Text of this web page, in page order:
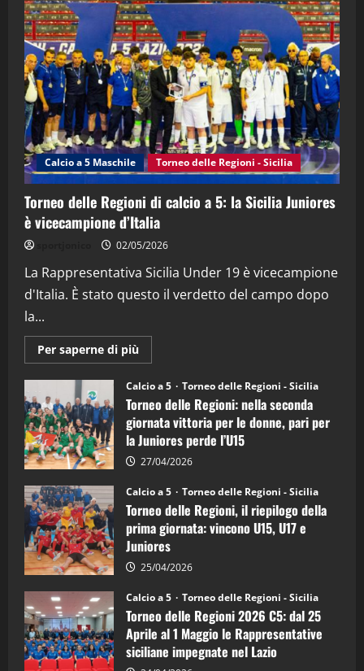
3
"SportEmpire" in Podcast
“SportEmpire” in Podcast: 28^ Puntata
(Martedi 21 Aprile 2026)
21/04/2026
4
"SportEmpire" in Podcast Sport News
“SportEmpire” in Podcast: 27^ Puntata
(Martedi 14 Aprile 2026)
15/04/2026
"SportEmpire" in Podcast
“SportEmpire” in Podcast: 26^ Puntata
08/04/2026
Calcio a 5 Maschile Torneo delle Regioni - Sicilia
Torneo delle Regioni di calcio a 5: la Sicilia Juniores
è vicecampione d’Italia
02/05/2026
La Rappresentativa Sicilia Under 19 è vicecampione
d'Italia. È stato questo il verdetto del campo dopo
la...
Per saperne di più
informazioni
Torneo
delle
Regioni
di
calcio
a
5:
la
Juniores
è
vicecampione
d’Italia
Calcio a 5 Torneo delle Regioni - Sicilia
Torneo delle Regioni: nella seconda
giornata vittoria per le donne, pari per
la Juniores perde l’U15
27/04/2026
Calcio a 5 Torneo delle Regioni - Sicilia
Torneo delle Regioni, il riepilogo della
prima giornata: vincono U15, U17 e
Juniores
25/04/2026
Calcio a 5 Torneo delle Regioni - Sicilia
Torneo delle Regioni 2026 C5: dal 25
Aprile al 1 Maggio le Rappresentative
siciliane impegnate nel Lazio